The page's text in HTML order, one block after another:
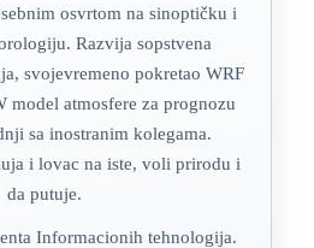
osvrtom na sinoptičku i
Razvija sopstvena
svojevremeno pokretao WRF
model atmosfere za prognozu
sa inostranim kolegama.
i lovac na iste, voli prirodu i
da putuje.
Informacionih tehnologija.